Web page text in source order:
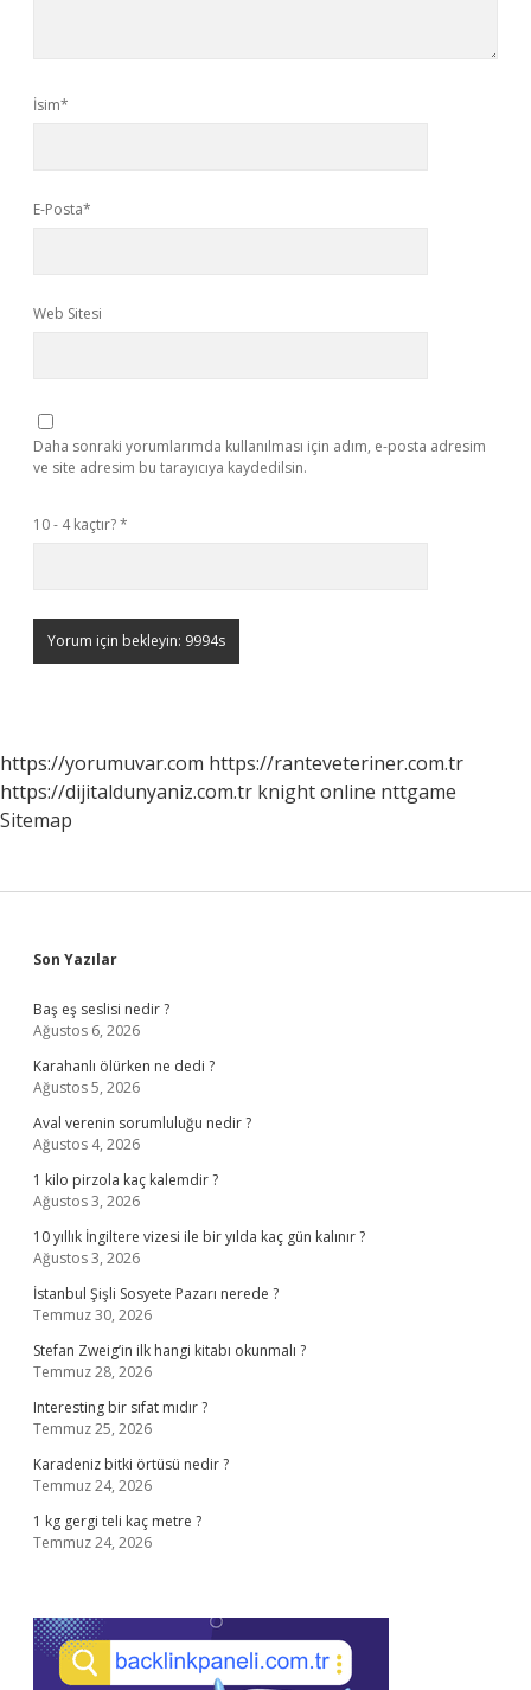
İsim*
E-Posta*
Web Sitesi
Daha sonraki yorumlarımda kullanılması için adım, e-posta adresim
ve site adresim bu tarayıcıya kaydedilsin.
10 - 4 kaçtır?*
https://yorumuvar.com https://ranteveteriner.com.tr
https://dijitaldunyaniz.com.tr knight online nttgame
Sitemap
Sidebar
Son Yazılar
Baş eş seslisi nedir ?
Ağustos 6, 2026
Karahanlı ölürken ne dedi ?
Ağustos 5, 2026
Aval verenin sorumluluğu nedir ?
Ağustos 4, 2026
1 kilo pirzola kaç kalemdir ?
Ağustos 3, 2026
10 yıllık İngiltere vizesi ile bir yılda kaç gün kalınır ?
Ağustos 3, 2026
İstanbul Şişli Sosyete Pazarı nerede ?
Temmuz 30, 2026
Stefan Zweig’in ilk hangi kitabı okunmalı ?
Temmuz 28, 2026
Interesting bir sıfat mıdır ?
Temmuz 25, 2026
Karadeniz bitki örtüsü nedir ?
Temmuz 24, 2026
1 kg gergi teli kaç metre ?
Temmuz 24, 2026